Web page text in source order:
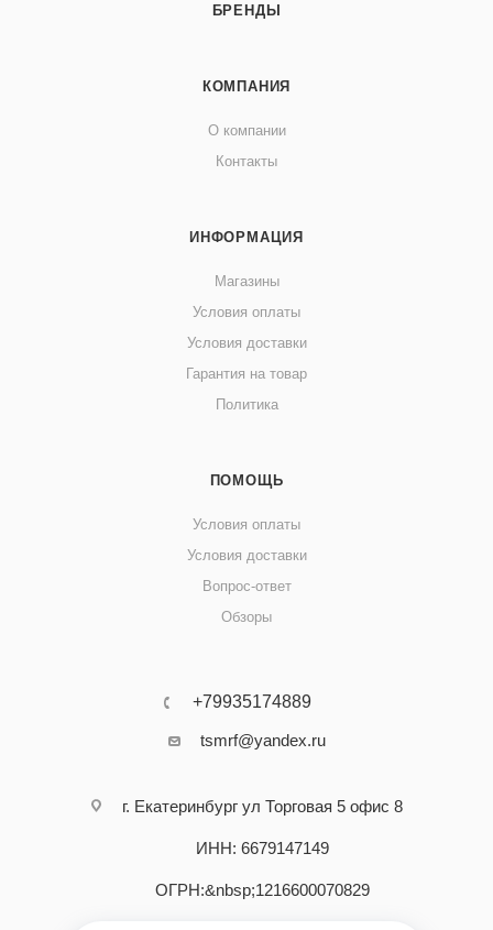
БРЕНДЫ
КОМПАНИЯ
О компании
Контакты
ИНФОРМАЦИЯ
Магазины
Условия оплаты
Условия доставки
Гарантия на товар
Политика
ПОМОЩЬ
Условия оплаты
Условия доставки
Вопрос-ответ
Обзоры
+79935174889
tsmrf@yandex.ru
г. Екатеринбург ул Торговая 5 офис 8
ИНН: 6679147149
ОГРН:&nbsp;1216600070829